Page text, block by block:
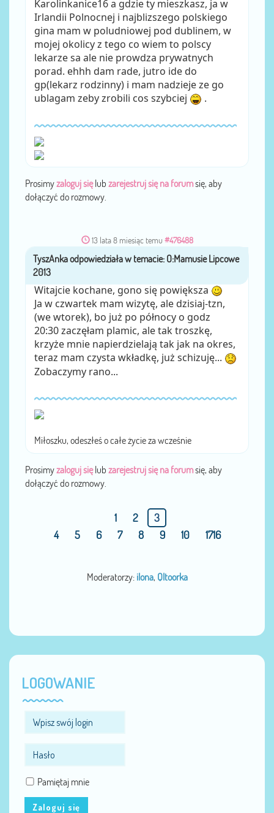
Karolinkanice16 a gdzie ty mieszkasz, ja w
Irlandii Polnocnej i najblizszego polskiego
gina mam w poludniowej pod dublinem, w
mojej okolicy z tego co wiem to polscy
lekarze sa ale nie prowdza prywatnych
porad. ehhh dam rade, jutro ide do
gp(lekarz rodzinny) i mam nadzieje ze go
ublagam zeby zrobili cos szybciej
.
Prosimyzaloguj sięlub zarejestruj się na forumsię, aby
dołączyć do rozmowy.
13 lata 8 miesiąc temu #476488
przezTyszAnka
Witajcie kochane, gono się powiększa
Ja w czwartek mam wizytę, ale dzisiaj-tzn,
(we wtorek), bo już po północy o godz
20:30 zaczęłam plamic, ale tak troszkę,
krzyże mnie napierdzielają tak jak na okres,
teraz mam czysta wkładkę, już schizuję...
Zobaczymy rano...
Miłoszku, odeszłeś o całe życie za wcześnie
Prosimyzaloguj sięlub zarejestruj się na forumsię, aby
dołączyć do rozmowy.
1 2
3
4
5 6 7 8 9 10 1716
Moderatorzy: ilona, Qltoorka
LOGOWANIE
Pamiętaj mnie
Zaloguj się